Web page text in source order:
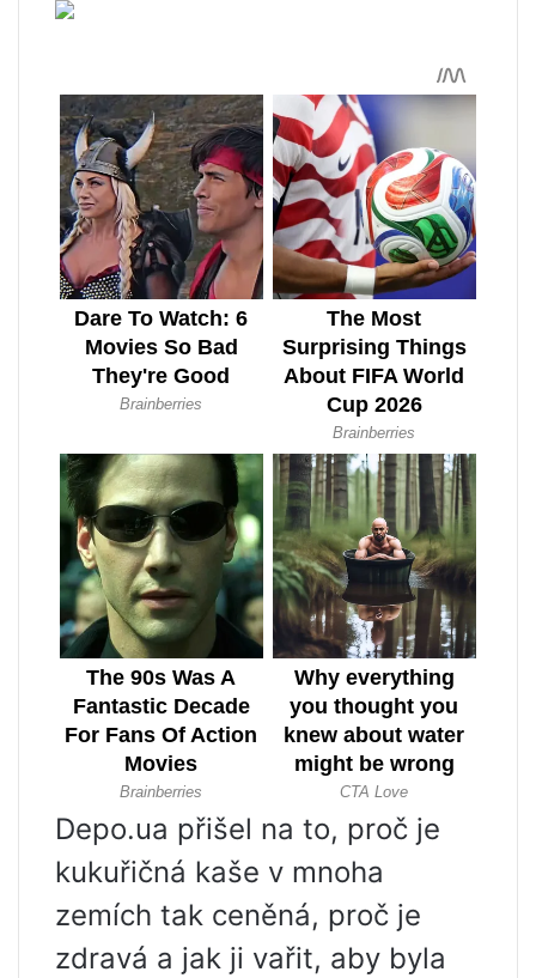
Depo.ua přišel na to, proč je
kukuřičná kaše v mnoha
zemích tak ceněná, proč je
zdravá a jak ji vařit, aby byla